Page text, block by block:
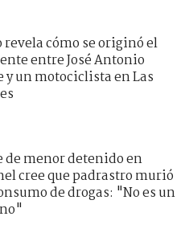
revela cómo se originó el
entre José Antonio
y un motociclista en Las
de menor detenido en
cree que padrastro murió
de drogas: "No es un